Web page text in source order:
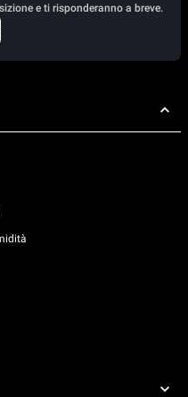
e ti risponderanno a breve.